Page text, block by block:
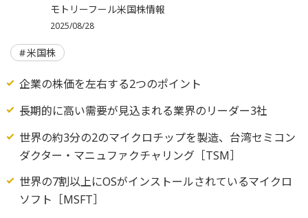
モトリーフール米国株情報
2025/08/28
米国株
企業の株価を左右する2つのポイント
長期的に高い需要が見込まれる業界のリーダー3社
世界の約3分の2のマイクロチップを製造、台湾セミコン
ダクター・マニュファクチャリング［TSM］
世界の7割以上にOSがインストールされているマイクロ
ソフト［MSFT］